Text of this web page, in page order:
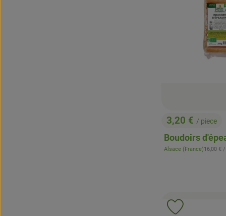
, Prix:
3,20 € / piece
Boudoirs
, Origine:
Alsace (France), Prix de
16,00 € /
Ajouter le